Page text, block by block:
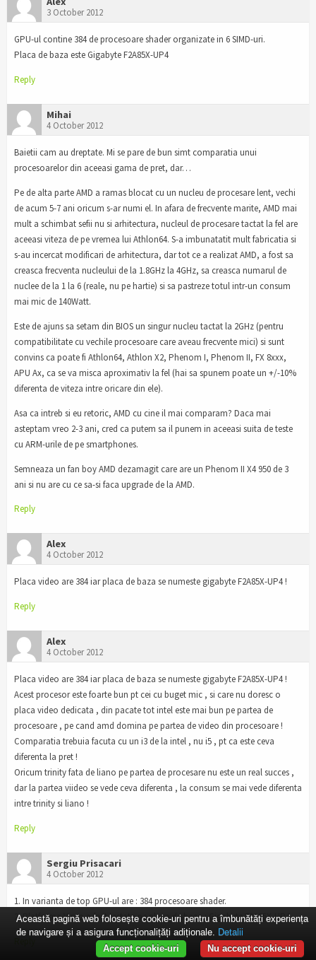
3 October 2012
GPU-ul contine 384 de procesoare shader organizate in 6 SIMD-uri.
Placa de baza este Gigabyte F2A85X-UP4
Reply
Mihai
4 October 2012
Baietii cam au dreptate. Mi se pare de bun simt comparatia unui
procesoarelor din aceeasi gama de pret, dar…
Pe de alta parte AMD a ramas blocat cu un nucleu de procesare lent, vechi
de acum 5-7 ani oricum s-ar numi el. In afara de frecvente marite, AMD mai
mult a schimbat sefii nu si arhitectura, nucleul de procesare tactat la fel are
aceeasi viteza de pe vremea lui Athlon64. S-a imbunatatit mult fabricatia si
s-au incercat modificari de arhitectura, dar tot ce a realizat AMD, a fost sa
creasca frecventa nucleului de la 1.8GHz la 4GHz, sa creasca numarul de
nuclee de la 1 la 6 (reale, nu pe hartie) si sa pastreze totul intr-un consum
mai mic de 140Watt.
Este de ajuns sa setam din BIOS un singur nucleu tactat la 2GHz (pentru
compatibilitate cu vechile procesoare care aveau frecvente mici) si sunt
convins ca poate fi Athlon64, Athlon X2, Phenom I, Phenom II, FX 8xxx,
APU Ax, ca se va misca aproximativ la fel (hai sa spunem poate un +/-10%
diferenta de viteza intre oricare din ele).
Asa ca intreb si eu retoric, AMD cu cine il mai comparam? Daca mai
asteptam vreo 2-3 ani, cred ca putem sa il punem in aceeasi suita de teste
cu ARM-urile de pe smartphones.
Semneaza un fan boy AMD dezamagit care are un Phenom II X4 950 de 3
ani si nu are cu ce sa-si faca upgrade de la AMD.
Reply
Alex
4 October 2012
Placa video are 384 iar placa de baza se numeste gigabyte F2A85X-UP4 !
Reply
Alex
4 October 2012
Placa video are 384 iar placa de baza se numeste gigabyte F2A85X-UP4 !
Acest procesor este foarte bun pt cei cu buget mic , si care nu doresc o
placa video dedicata , din pacate tot intel este mai bun pe partea de
procesoare , pe cand amd domina pe partea de video din procesoare !
Comparatia trebuia facuta cu un i3 de la intel , nu i5 , pt ca este ceva
diferenta la pret !
Oricum trinity fata de liano pe partea de procesare nu este un real succes ,
dar la partea viideo se vede ceva diferenta , la consum se mai vede diferenta
intre trinity si liano !
Reply
Sergiu Prisacari
4 October 2012
1. In varianta de top GPU-ul are : 384 procesoare shader.
2. Platforma Virgo a fost testata pe placa de baza : Gigabyte F2A85X-UP4
Această pagină web folosește cookie-uri pentru a îmbunătăți experiența
de navigare și a asigura funcționalițăți adiționale. Detalii
Nu accept cookie-uri
Accept cookie-uri